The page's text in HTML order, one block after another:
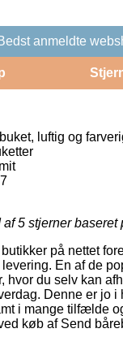
anmeldte
luftig og
af 5 stjerner baseret
på nettet
levering. En af de
hvor du selv kan
Denne er jo i
i mange tilfælde
køb af Send